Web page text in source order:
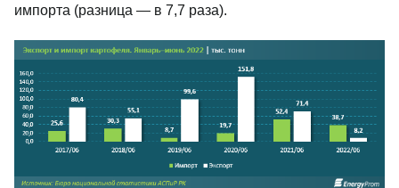
импорта (разница — в 7,7 раза).